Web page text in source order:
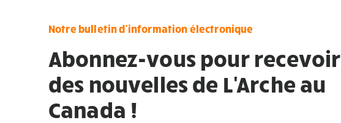
Notre bulletin d'information électronique
Abonnez-vous pour recevoir
des nouvelles de L'Arche au
Canada !